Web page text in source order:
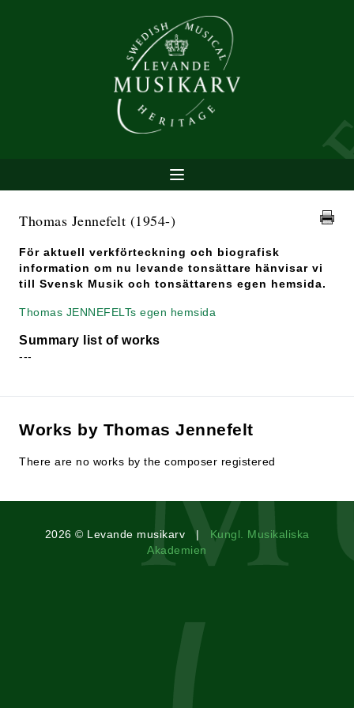
Thomas Jennefelt (1954-)
För aktuell verkförteckning och biografisk
information om nu levande tonsättare hänvisar vi
till Svensk Musik och tonsättarens egen hemsida.
Thomas JENNEFELTs egen hemsida
Summary list of works
---
Works by Thomas Jennefelt
There are no works by the composer registered
2026 © Levande musikarv | Kungl. Musikaliska
Akademien